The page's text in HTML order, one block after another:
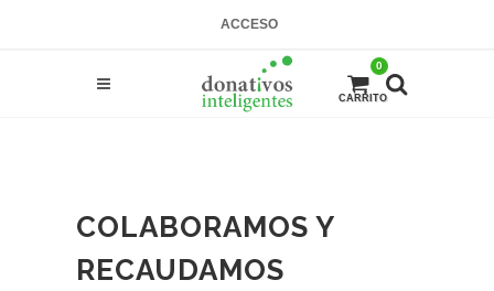
ACCESO
0
CARRITO
COLABORAMOS Y
RECAUDAMOS